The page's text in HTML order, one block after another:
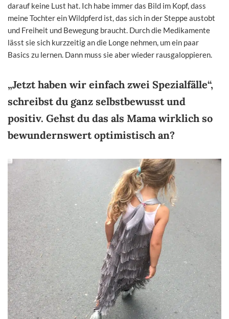
darauf keine Lust hat. Ich habe immer das Bild im Kopf, dass
meine Tochter ein Wildpferd ist, das sich in der Steppe austobt
und Freiheit und Bewegung braucht. Durch die Medikamente
lässt sie sich kurzzeitig an die Longe nehmen, um ein paar
Basics zu lernen. Dann muss sie aber wieder rausgaloppieren.
„Jetzt haben wir einfach zwei Spezialfälle“,
schreibst du ganz selbstbewusst und
positiv. Gehst du das als Mama wirklich so
bewundernswert optimistisch an?